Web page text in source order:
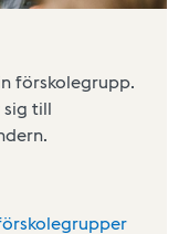
förskolegrupp.
sig till